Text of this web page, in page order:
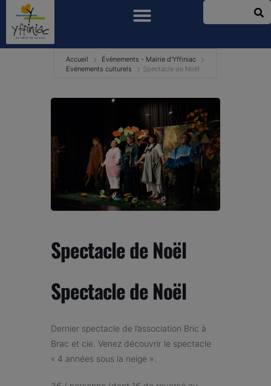
Accueil
Évènements - Mairie d'Yffiniac
Evénements culturels
Spectacle de Noël
Spectacle de Noël
Spectacle de Noël
Dernier spectacle de l’association Bric à
Brac et cie. Venez découvrir le spectacle
« 4 années sous la neige ».